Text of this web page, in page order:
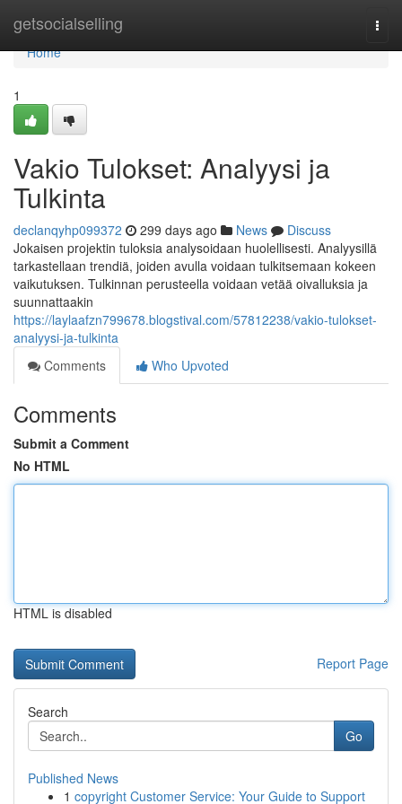
getsocialselling
Home
Home
1
Vakio Tulokset: Analyysi ja
Tulkinta
declanqyhp099372 299 days ago News
Discuss
Jokaisen projektin tuloksia analysoidaan huolellisesti. Analyysillä
tarkastellaan trendiä, joiden avulla voidaan tulkitsemaan kokeen
vaikutuksen. Tulkinnan perusteella voidaan vetää oivalluksia ja
suunnattaakin
https://laylaafzn799678.blogstival.com/57812238/vakio-tulokset-
analyysi-ja-tulkinta
Comments
Who Upvoted
Comments
Submit a Comment
No HTML
HTML is disabled
Report Page
Search
Go
Published News
1 copyright Customer Service: Your Guide to Support